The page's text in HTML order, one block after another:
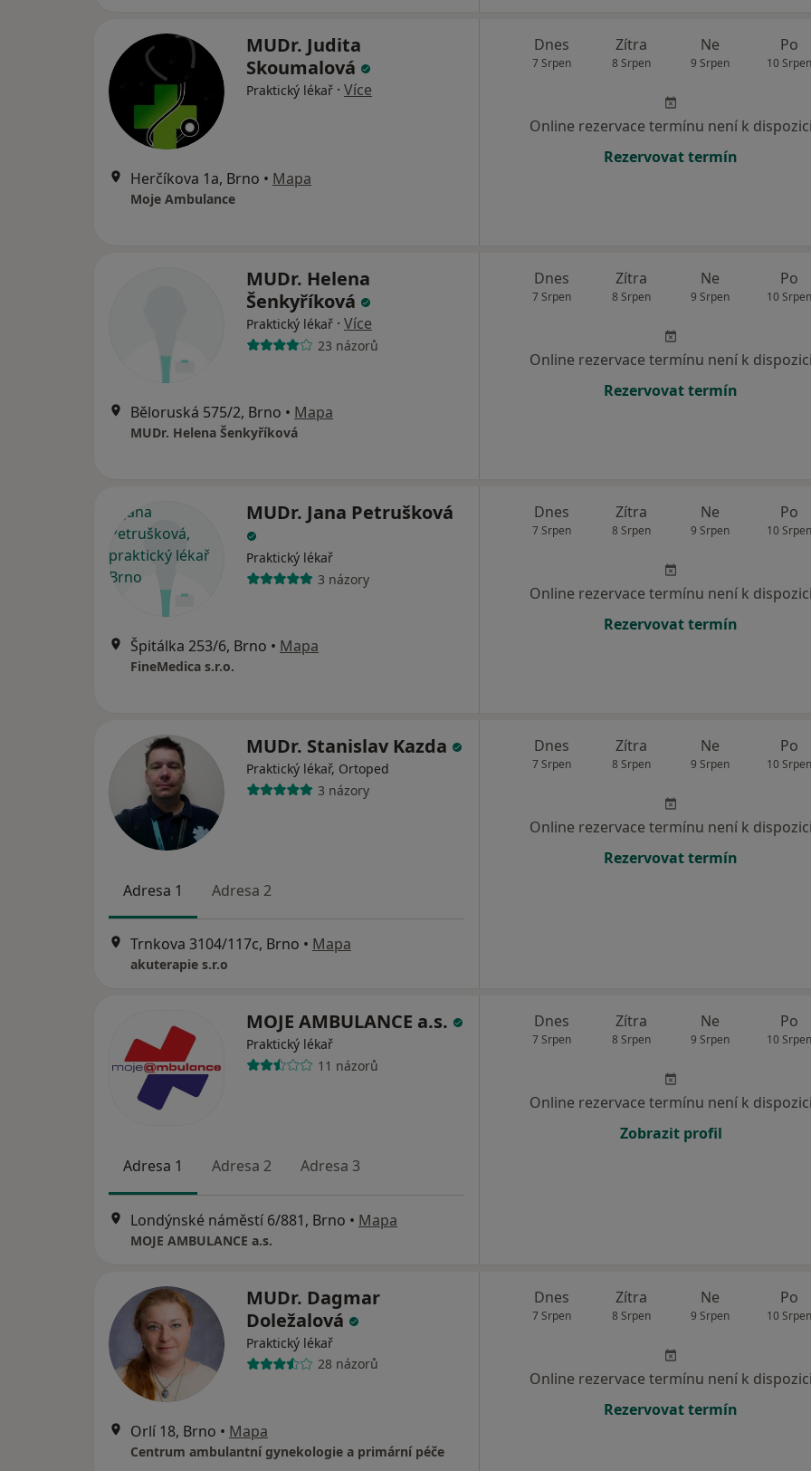
MUDr. Judita
Skoumalová
Praktický lékař · Více
Herčíkova 1a, Brno • Mapa
Moje Ambulance
Dnes
7 Srpen
Zítra
8 Srpen
Ne
9 Srpen
Po
10 Srpen
Online rezervace termínu není k dispozici
Rezervovat termín
MUDr. Helena
Šenkyříková
Praktický lékař · Více
23 názorů
Běloruská 575/2, Brno • Mapa
MUDr. Helena Šenkyříková
Dnes
7 Srpen
Zítra
8 Srpen
Ne
9 Srpen
Po
10 Srpen
Online rezervace termínu není k dispozici
Rezervovat termín
MUDr. Jana Petrušková
Praktický lékař
3 názory
Špitálka 253/6, Brno • Mapa
FineMedica s.r.o.
Dnes
7 Srpen
Zítra
8 Srpen
Ne
9 Srpen
Po
10 Srpen
Online rezervace termínu není k dispozici
Rezervovat termín
MUDr. Stanislav Kazda
Praktický lékař, Ortoped
3 názory
Adresa 1 Adresa 2
Trnkova 3104/117c, Brno • Mapa
akuterapie s.r.o
Dnes
7 Srpen
Zítra
8 Srpen
Ne
9 Srpen
Po
10 Srpen
Online rezervace termínu není k dispozici
Rezervovat termín
MOJE AMBULANCE a.s.
Praktický lékař
11 názorů
Adresa 1 Adresa 2 Adresa 3
Londýnské náměstí 6/881, Brno • Mapa
MOJE AMBULANCE a.s.
Dnes
7 Srpen
Zítra
8 Srpen
Ne
9 Srpen
Po
10 Srpen
Online rezervace termínu není k dispozici
Zobrazit profil
MUDr. Dagmar
Doležalová
Praktický lékař
28 názorů
Orlí 18, Brno • Mapa
Centrum ambulantní gynekologie a primární péče
Dnes
7 Srpen
Zítra
8 Srpen
Ne
9 Srpen
Po
10 Srpen
Online rezervace termínu není k dispozici
Rezervovat termín